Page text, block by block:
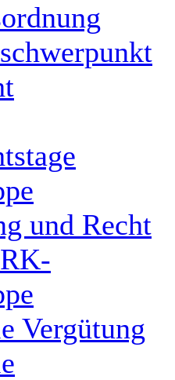
und Recht
Vergütung